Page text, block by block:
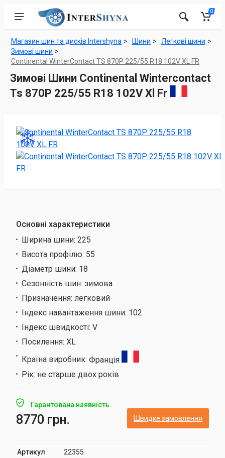
0
Магазин шин та дисків Intershyna Шини
Легкові шини
Зимові шини
Continental WinterContact TS 870P 225/55 R18 102V XL FR
Зимові Шини Continental Wintercontact
Ts 870P 225/55 R18 102V Xl Fr
Основні характеристики
Ширина шини: 225
Висота профілю: 55
Діаметр шини: 18
Сезонність шин: зимова
Призначення: легковий
Індекс навантаження шини: 102
Індекс швидкості: V
Посилення: XL
Країна виробник: Франція
Рік: не старше двох років
Гарантована наявність
8770 грн. Швидке замовлення
Артикул 22355